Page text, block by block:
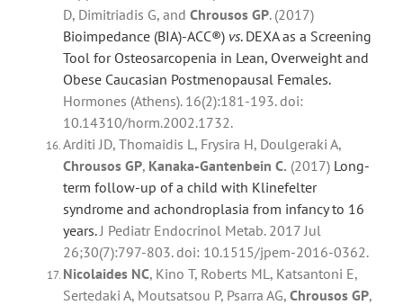
D, Dimitriadis G, and Chrousos GP. (2017)
Bioimpedance (BIA)-ACC®) vs. DEXA as a Screening
Tool for Osteosarcopenia in Lean, Overweight and
Obese Caucasian Postmenopausal Females.
Hormones (Athens). 16(2):181-193. doi:
10.14310/horm.2002.1732.
Arditi JD, Thomaidis L, Frysira H, Doulgeraki A,
Chrousos GP, Kanaka-Gantenbein C. (2017) Long-
term follow-up of a child with Klinefelter
syndrome and achondroplasia from infancy to 16
years.J Pediatr Endocrinol Metab. 2017 Jul
26;30(7):797-803. doi: 10.1515/jpem-2016-0362.
Nicolaides NC, Kino T, Roberts ML, Katsantoni E,
Sertedaki A, Moutsatsou P, Psarra AG, Chrousos GP,